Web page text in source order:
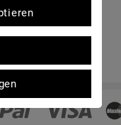
Impressum